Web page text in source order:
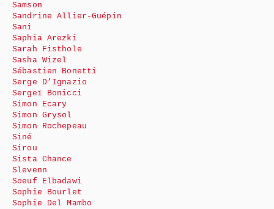
Samson
Sandrine Allier-Guépin
Sani
Saphia Arezki
Sarah Fisthole
Sasha Wizel
Sébastien Bonetti
Serge D’Ignazio
Sergeï Bonicci
Simon Ecary
Simon Grysol
Simon Rochepeau
Siné
Sirou
Sista Chance
Slevenn
Soeuf Elbadawi
Sophie Bourlet
Sophie Del Mambo